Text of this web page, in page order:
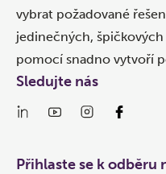
vybrat požadované
jedinečných,
pomocí snadno vytvoří
Sledujte nás
Přihlaste se k odběru